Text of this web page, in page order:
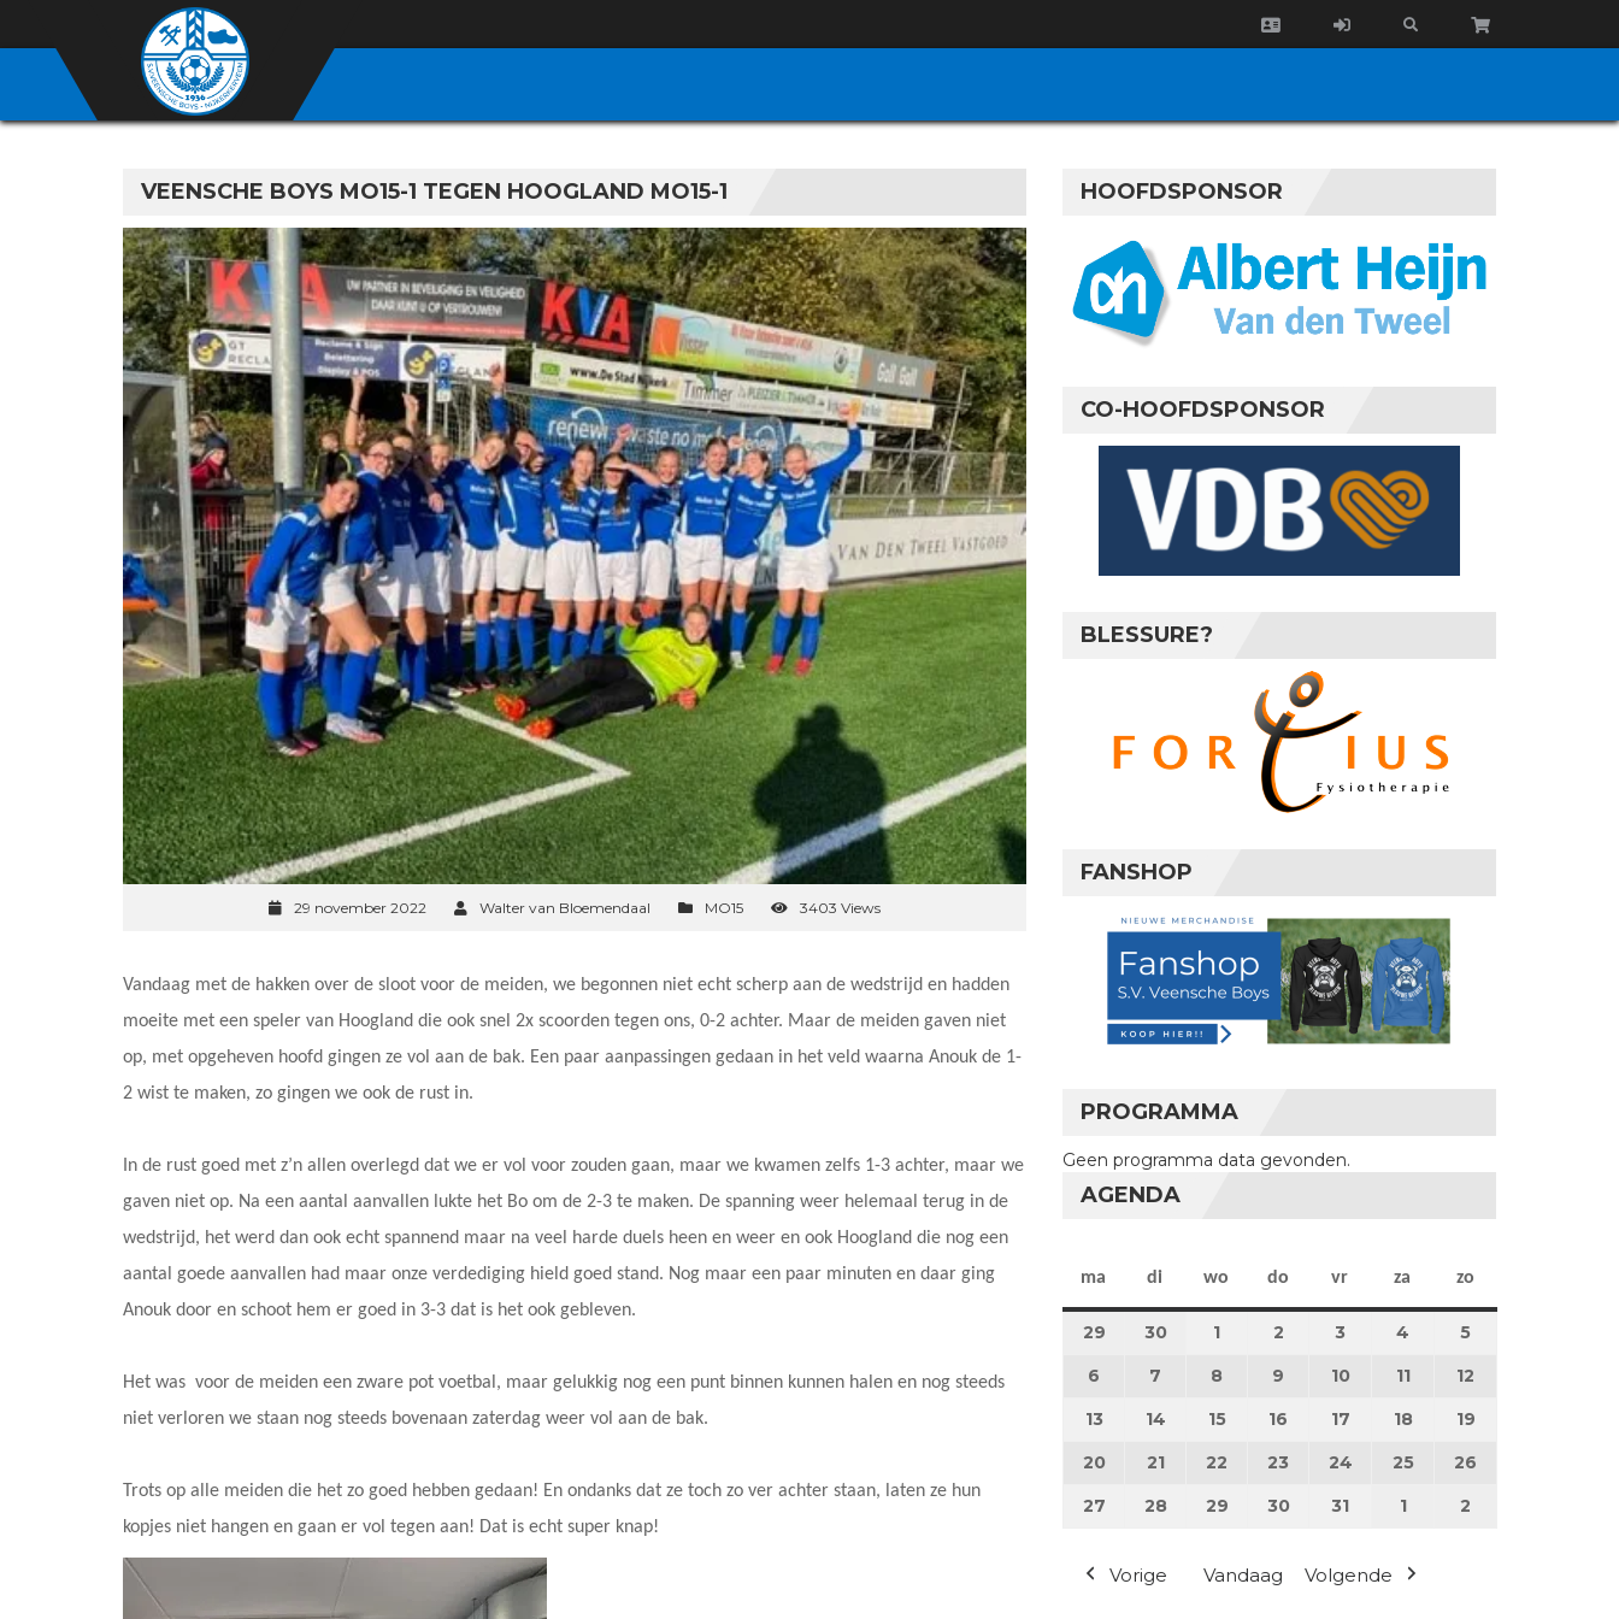
VEENSCHE BOYS MO15-1 TEGEN HOOGLAND MO15-1
29 november 2022 Walter van Bloemendaal MO15 3403 Views
Vandaag met de hakken over de sloot voor de meiden, we begonnen niet echt scherp aan de wedstrijd en hadden
moeite met een speler van Hoogland die ook snel 2x scoorden tegen ons, 0-2 achter. Maar de meiden gaven niet
op, met opgeheven hoofd gingen ze vol aan de bak. Een paar aanpassingen gedaan in het veld waarna Anouk de 1-
2 wist te maken, zo gingen we ook de rust in.
In de rust goed met z’n allen overlegd dat we er vol voor zouden gaan, maar we kwamen zelfs 1-3 achter, maar we
gaven niet op. Na een aantal aanvallen lukte het Bo om de 2-3 te maken. De spanning weer helemaal terug in de
wedstrijd, het werd dan ook echt spannend maar na veel harde duels heen en weer en ook Hoogland die nog een
aantal goede aanvallen had maar onze verdediging hield goed stand. Nog maar een paar minuten en daar ging
Anouk door en schoot hem er goed in 3-3 dat is het ook gebleven.
Het was voor de meiden een zware pot voetbal, maar gelukkig nog een punt binnen kunnen halen en nog steeds
niet verloren we staan nog steeds bovenaan zaterdag weer vol aan de bak.
Trots op alle meiden die het zo goed hebben gedaan! En ondanks dat ze toch zo ver achter staan, laten ze hun
kopjes niet hangen en gaan er vol tegen aan! Dat is echt super knap!
HOOFDSPONSOR
CO-HOOFDSPONSOR
BLESSURE?
FANSHOP
PROGRAMMA
Geen programma data gevonden.
AGENDA
ma maandag
di dinsdag
wo woensdag
do donderdag
vr vrijdag
za zaterdag
zo
29 29 april 2024
3030 april 2024
1 1 mei 2024
2 2 mei 2024
3 3 mei 2024
4 4 mei 2024
5
6 6 mei 2024
7 7 mei 2024
8 8 mei 2024
9 9 mei 2024
10 10 mei 2024
1111 mei 2024
12
13 13 mei 2024
14 14 mei 2024
1515 mei 2024
16 16 mei 2024
17 17 mei 2024
18 18 mei 2024
19
20 20 mei 2024
2121 mei 2024
22 22 mei 2024
23 23 mei 2024
24 24 mei 2024
2525 mei 2024
26
27 27 mei 2024
28 28 mei 2024
29 29 mei 2024
3030 mei 2024
31 31 mei 2024
11 juni 2024
2
Vorige Vandaag Volgende